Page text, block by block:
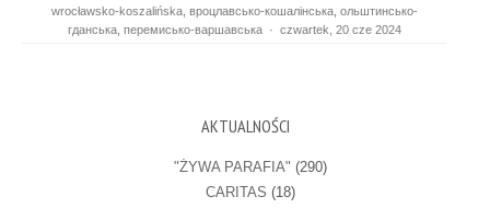
wrocławsko-koszalińska, вроцлавсько-кошалінська, ольштинсько-
гданська, перемисько-варшавська · czwartek, 20 cze 2024
AKTUALNOŚCI
"ŻYWA PARAFIA" (290)
CARITAS (18)